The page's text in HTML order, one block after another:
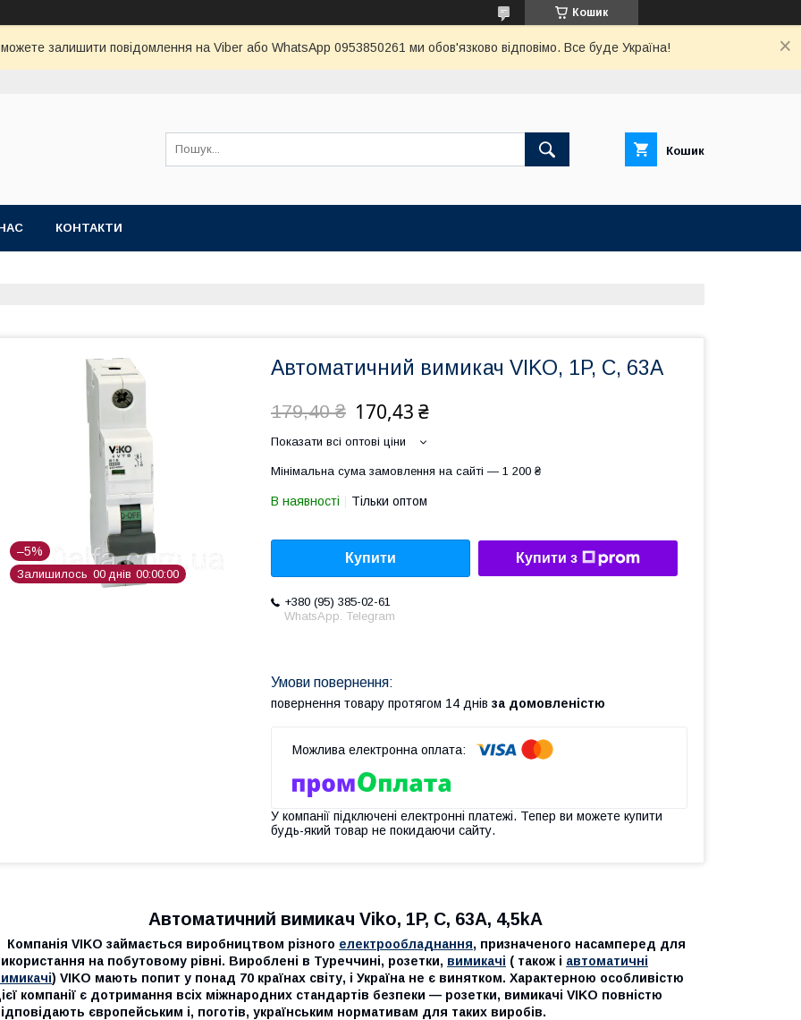
Кошик
залишити повідомлення на Viber або WhatsApp 0953850261 ми обов'язково відповімо. Все буде Україна!
Кошик
КОНТАКТИ
–5%
Залишилось 00 днів 00 00 00
Автоматичний вимикач VIKO, 1P, C, 63A
179,40 ₴ 170,43 ₴
Показати всі оптові ціни
Мінімальна сума замовлення на сайті — 1 200 ₴
В наявності Тільки оптом
Купити Купити з
+380 (95) 385-02-61
WhatsApp. Telegram
повернення товару протягом 14 днів за домовленістю
У компанії підключені електронні платежі. Тепер ви можете купити
будь-який товар не покидаючи сайту.
Автоматичний вимикач Viko, 1P, C, 63A, 4,5kA
VIKO займається виробництвом різного електрообладнання, призначеного насамперед для
на побутовому рівні. Вироблені в Туреччині, розетки, вимикачі ( також і автоматичні
) VIKO мають попит у понад 70 країнах світу, і Україна не є винятком. Характерною особливістю
компанії є дотримання всіх міжнародних стандартів безпеки — розетки, вимикачі VIKO повністю
європейським і, поготів, українським нормативам для таких виробів.